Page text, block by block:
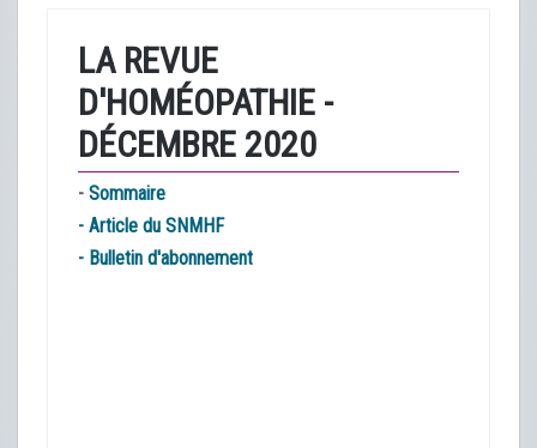
LA REVUE
D'HOMÉOPATHIE -
DÉCEMBRE 2020
- Sommaire
- Article du SNMHF
- Bulletin d'abonnement